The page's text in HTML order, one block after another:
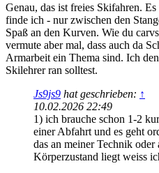
Genau, das ist freies Skifahren.
finde ich - nur zwischen den
Spaß an den Kurven. Wie du
vermute aber mal, dass auch da
Armarbeit ein Thema sind. Ich
Skilehrer ran solltest.
Js9js9 hat geschrieben: ↑
10.02.2026 22:49
1) ich brauche schon 1-2
einer Abfahrt und es geht
das an meiner Technik oder
Körperzustand liegt weiss